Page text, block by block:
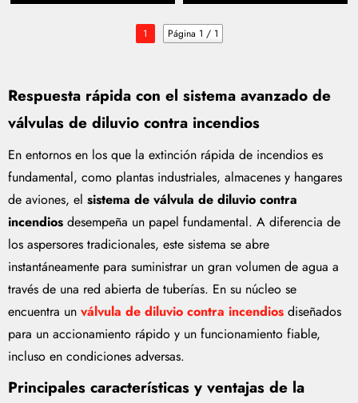
1 Página 1 / 1
Respuesta rápida con el sistema avanzado de
válvulas de diluvio contra incendios
En entornos en los que la extinción rápida de incendios es
fundamental, como plantas industriales, almacenes y hangares
de aviones, el sistema de válvula de diluvio contra
incendios desempeña un papel fundamental. A diferencia de
los aspersores tradicionales, este sistema se abre
instantáneamente para suministrar un gran volumen de agua a
través de una red abierta de tuberías. En su núcleo se
encuentra un válvula de diluvio contra incendios diseñados
para un accionamiento rápido y un funcionamiento fiable,
incluso en condiciones adversas.
Principales características y ventajas de la